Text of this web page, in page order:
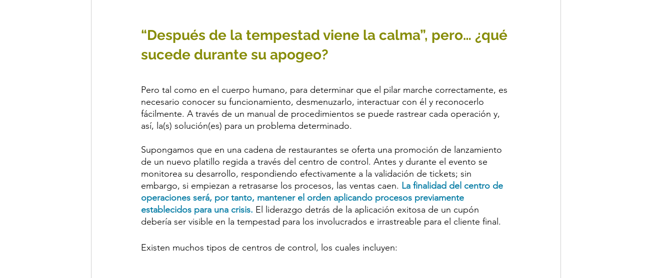
“Después de la tempestad viene la calma”, pero… ¿qué
sucede durante su apogeo?
Pero tal como en el cuerpo humano, para determinar que el pilar marche correctamente, es
necesario conocer su funcionamiento, desmenuzarlo, interactuar con él y reconocerlo
fácilmente. A través de un manual de procedimientos se puede rastrear cada operación y,
así, la(s) solución(es) para un problema determinado.
Supongamos que en una cadena de restaurantes se oferta una promoción de lanzamiento
de un nuevo platillo regida a través del centro de control. Antes y durante el evento se
monitorea su desarrollo, respondiendo efectivamente a la validación de tickets; sin
embargo, si empiezan a retrasarse los procesos, las ventas caen. La finalidad del centro de
operaciones será, por tanto, mantener el orden aplicando procesos previamente
establecidos para una crisis. El liderazgo detrás de la aplicación exitosa de un cupón
debería ser visible en la tempestad para los involucrados e irrastreable para el cliente final.
Existen muchos tipos de centros de control, los cuales incluyen: